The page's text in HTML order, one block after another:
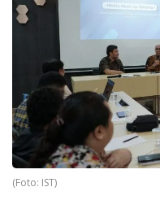
(Foto: IST)